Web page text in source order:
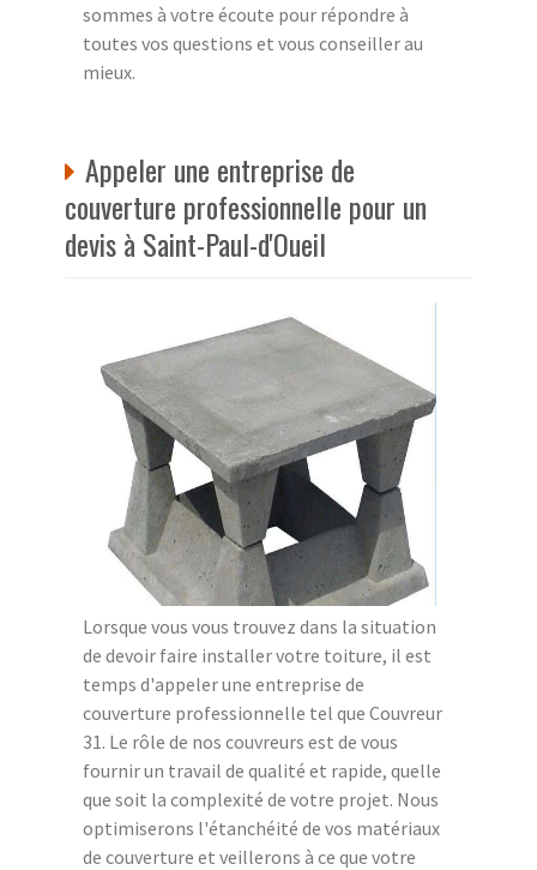
sommes à votre écoute pour répondre à
toutes vos questions et vous conseiller au
mieux.
Appeler une entreprise de
couverture professionnelle pour un
devis à Saint-Paul-d'Oueil
Lorsque vous vous trouvez dans la situation
de devoir faire installer votre toiture, il est
temps d'appeler une entreprise de
couverture professionnelle tel que Couvreur
31. Le rôle de nos couvreurs est de vous
fournir un travail de qualité et rapide, quelle
que soit la complexité de votre projet. Nous
optimiserons l'étanchéité de vos matériaux
de couverture et veillerons à ce que votre